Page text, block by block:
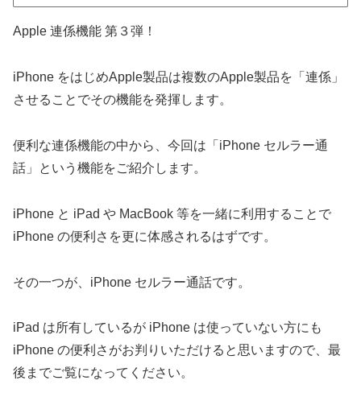
Apple 連係機能 第３弾！
iPhone をはじめApple製品は複数のApple製品を「連係」
させることでその機能を発揮します。
便利な連係機能の中から、今回は「iPhone セルラー通
話」という機能をご紹介します。
iPhone と iPad や MacBook 等を一緒に利用することで
iPhone の便利さを更に体感されるはずです。
その一つが、iPhone セルラー通話です。
iPad は所有しているが iPhone は使っていない方にも
iPhone の便利さがお判りいただけると思いますので、最
後までご覧になってください。